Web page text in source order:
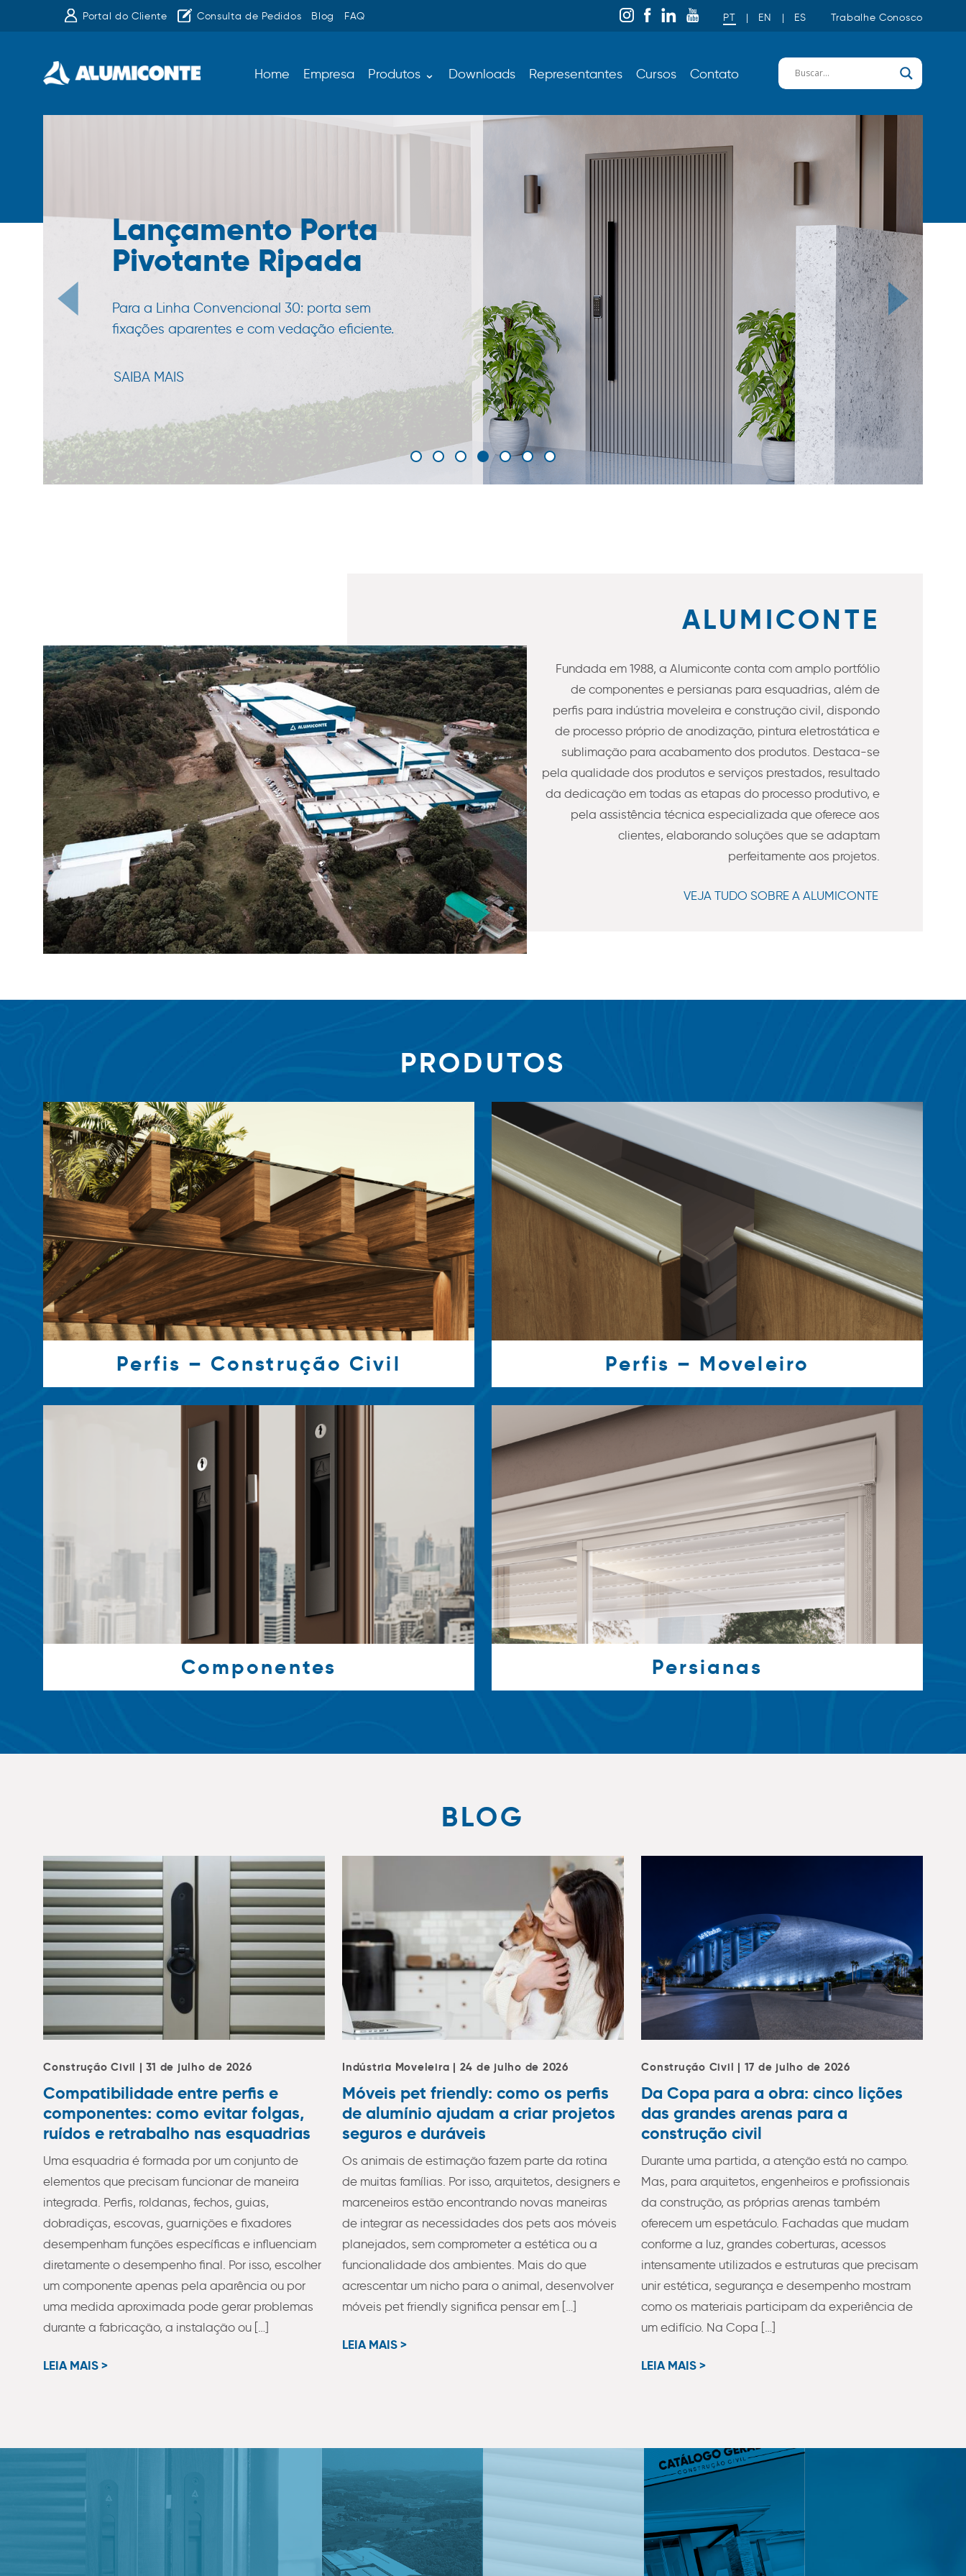
Portal do Cliente Consulta de Pedidos Blog FAQ PT | EN | ES Trabalhe Conosco
Home Empresa Produtos ⌄ Downloads Representantes Cursos Contato
Lançamento Porta
Pivotante Ripada
Para a Linha Convencional 30: porta sem
fixações aparentes e com vedação eficiente.
SAIBA MAIS
ALUMICONTE
Fundada em 1988, a Alumiconte conta com amplo portfólio
de componentes e persianas para esquadrias, além de
perfis para indústria moveleira e construção civil, dispondo
de processo próprio de anodização, pintura eletrostática e
sublimação para acabamento dos produtos. Destaca-se
pela qualidade dos produtos e serviços prestados, resultado
da dedicação em todas as etapas do processo produtivo, e
pela assistência técnica especializada que oferece aos
clientes, elaborando soluções que se adaptam
perfeitamente aos projetos.
VEJA TUDO SOBRE A ALUMICONTE
PRODUTOS
Perfis – Construção Civil Perfis – Moveleiro
Componentes Persianas
BLOG
Construção Civil | 31 de julho de 2026
Compatibilidade entre perfis e
componentes: como evitar folgas,
ruídos e retrabalho nas esquadrias
Uma esquadria é formada por um conjunto de
elementos que precisam funcionar de maneira
integrada. Perfis, roldanas, fechos, guias,
dobradiças, escovas, guarnições e fixadores
desempenham funções específicas e influenciam
diretamente o desempenho final. Por isso, escolher
um componente apenas pela aparência ou por
uma medida aproximada pode gerar problemas
durante a fabricação, a instalação ou […]
LEIA MAIS >
Indústria Moveleira | 24 de julho de 2026
Móveis pet friendly: como os perfis
de alumínio ajudam a criar projetos
seguros e duráveis
Os animais de estimação fazem parte da rotina
de muitas famílias. Por isso, arquitetos, designers e
marceneiros estão encontrando novas maneiras
de integrar as necessidades dos pets aos móveis
planejados, sem comprometer a estética ou a
funcionalidade dos ambientes. Mais do que
acrescentar um nicho para o animal, desenvolver
móveis pet friendly significa pensar em […]
LEIA MAIS >
Construção Civil | 17 de julho de 2026
Da Copa para a obra: cinco lições
das grandes arenas para a
construção civil
Durante uma partida, a atenção está no campo.
Mas, para arquitetos, engenheiros e profissionais
da construção, as próprias arenas também
oferecem um espetáculo. Fachadas que mudam
conforme a luz, grandes coberturas, acessos
intensamente utilizados e estruturas que precisam
unir estética, segurança e desempenho mostram
como os materiais participam da experiência de
um edifício. Na Copa […]
LEIA MAIS >